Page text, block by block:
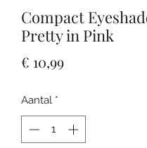
Compact
Pretty in Pink
€ 10,99Prijs
Aantal *